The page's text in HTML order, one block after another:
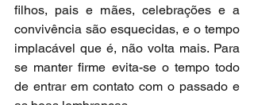
filhos, pais e mães, celebrações e a
convivência são esquecidas, e o tempo
implacável que é, não volta mais. Para
se manter firme evita-se o tempo todo
de entrar em contato com o passado e